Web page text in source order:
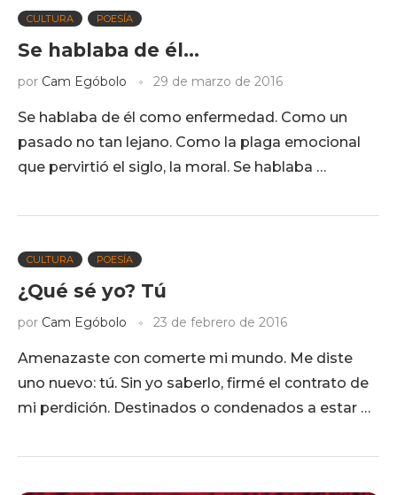
CULTURA POESÍA
Se hablaba de él…
por Cam Egóbolo 29 de marzo de 2016
Se hablaba de él como enfermedad. Como un
pasado no tan lejano. Como la plaga emocional
que pervirtió el siglo, la moral. Se hablaba …
CULTURA POESÍA
¿Qué sé yo? Tú
por Cam Egóbolo 23 de febrero de 2016
Amenazaste con comerte mi mundo. Me diste
uno nuevo: tú. Sin yo saberlo, firmé el contrato de
mi perdición. Destinados o condenados a estar …